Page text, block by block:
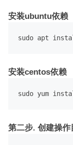
安装ubuntu依赖
sudo apt
安装centos依赖
sudo yum
第二步. 创建操